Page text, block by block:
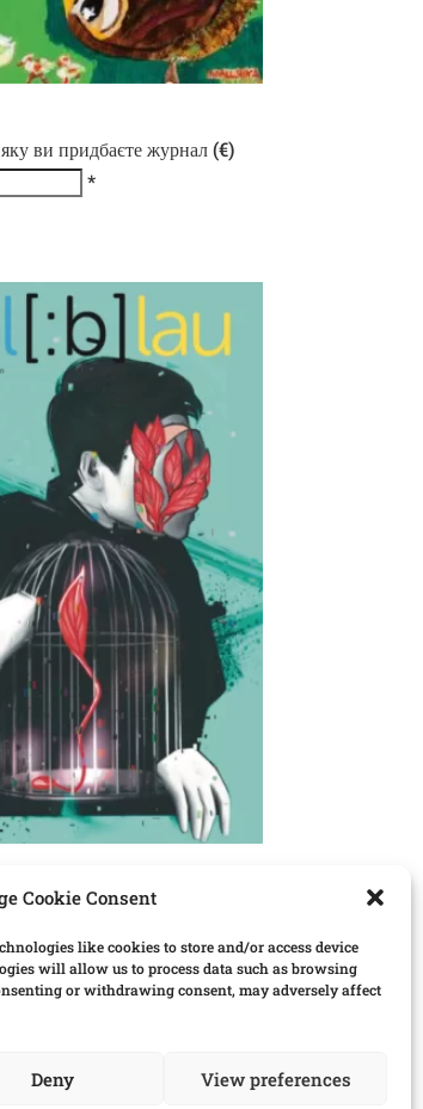
Cookie Consent
like cookies to store and/or access device
will allow us to process data such as browsing
or withdrawing consent, may adversely affect
Deny View preferences
яку ви придбаєте журнал (€)
*
яку ви придбаєте журнал (€)
*